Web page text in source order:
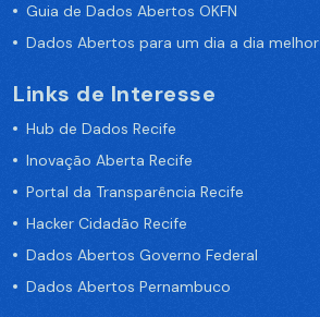
Guia de Dados Abertos OKFN
Dados Abertos para um dia a dia melhor
Links de Interesse
Hub de Dados Recife
Inovação Aberta Recife
Portal da Transparência Recife
Hacker Cidadão Recife
Dados Abertos Governo Federal
Dados Abertos Pernambuco